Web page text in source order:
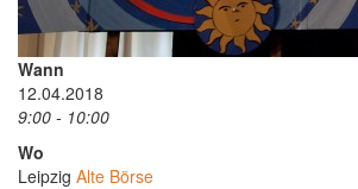
Wann
12.04.2018
9:00 - 10:00
Wo
Leipzig Alte Börse